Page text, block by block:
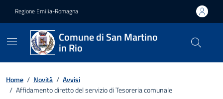
Regione Emilia-Romagna
Comune di San Martino
in Rio
Home / Novità / Avvisi
/ Affidamento diretto del servizio di Tesoreria comunale